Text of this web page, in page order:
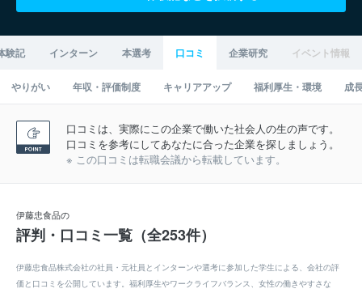
験記 インターン 本選考 口コミ 企業研究 イベント情報
やりがい 年収・評価制度 キャリアアップ 福利厚生・環境 成
口コミは、実際にこの企業で働いた社会人の生の声です。
口コミを参考にしてあなたに合った企業を探しましょう。
※ この口コミは転職会議から転載しています。
伊藤忠食品の
評判・口コミ一覧（全253件）
伊藤忠食品株式会社の社員・元社員とインターンや選考に参加した学生による、会社の評
価と口コミを公開しています。福利厚生やワークライフバランス、女性の働きやすさな